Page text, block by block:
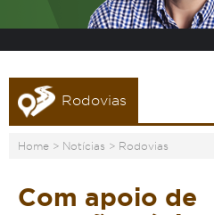
Rodovias
Home > Notícias > Rodovias
Com apoio de